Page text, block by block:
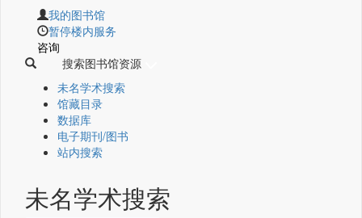
我的图书馆
暂停楼内服务
咨询
搜索图书馆资源
未名学术搜索
馆藏目录
数据库
电子期刊/图书
站内搜索
未名学术搜索